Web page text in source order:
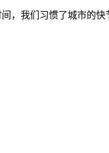
，我们习惯了城市的